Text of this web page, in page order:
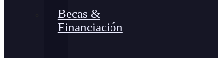
Becas &
Financiación